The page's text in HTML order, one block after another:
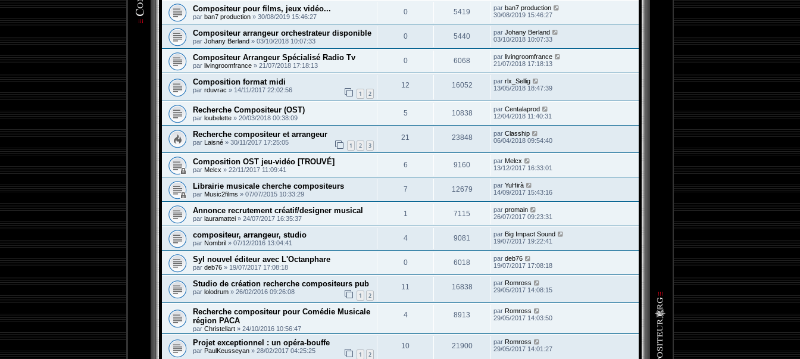
Compositeur pour films, jeux vidéo...
par ban7 production » 30/08/2019 15:46:27
0 5419 par ban7 production
30/08/2019 15:46:27
Compositeur arrangeur orchestrateur disponible
par Johany Berland » 03/10/2018 10:07:33
0 5440 par Johany Berland
03/10/2018 10:07:33
Compositeur Arrangeur Spécialisé Radio Tv
par livingroomfrance » 21/07/2018 17:18:13
0 6068 par livingroomfrance
21/07/2018 17:18:13
Composition format midi
par rduvrac » 14/11/2017 22:02:56 1 2
12 16052 par rlx_Sellig
13/05/2018 18:47:39
Recherche Compositeur (OST)
par loubelette » 20/03/2018 00:38:09
5 10838 par Centalaprod
12/04/2018 11:40:31
Recherche compositeur et arrangeur
par Laisné » 30/11/2017 17:25:05 1 2 3
21 23848 par Clasship
06/04/2018 09:54:40
Composition OST jeu-vidéo [TROUVÉ]
par Melcx » 22/11/2017 11:09:41
6 9160 par Melcx
13/12/2017 16:33:01
Librairie musicale cherche compositeurs
par Music2films » 07/07/2015 10:33:29
7 12679 par YuHirà
14/09/2017 15:43:16
Annonce recrutement créatif/designer musical
par lauramattei » 24/07/2017 16:35:37
1 7115 par promain
26/07/2017 09:23:31
compositeur, arrangeur, studio
par Nombril » 07/12/2016 13:04:41
4 9081 par Big Impact Sound
19/07/2017 19:22:41
Syl nouvel éditeur avec L'Octanphare
par deb76 » 19/07/2017 17:08:18
0 6018 par deb76
19/07/2017 17:08:18
Studio de création recherche compositeurs pub
par lolodrum » 26/02/2016 09:26:08 1 2
11 16838 par Romross
29/05/2017 14:08:15
Recherche compositeur pour Comédie Musicale
région PACA
par Christellart » 24/10/2016 10:56:47
4 8913 par Romross
29/05/2017 14:03:50
Projet exceptionnel : un opéra-bouffe
par PaulKeusseyan » 28/02/2017 04:25:25 1 2
10 21900 par Romross
29/05/2017 14:01:27